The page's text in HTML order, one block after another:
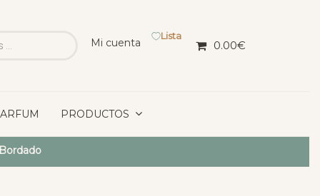
Mi cuenta
Lista
0.00€
PRODUCTOS